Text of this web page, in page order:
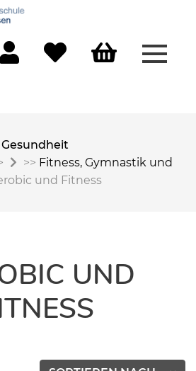
Gesundheit
>> Fitness, Gymnastik und
und Fitness
UND